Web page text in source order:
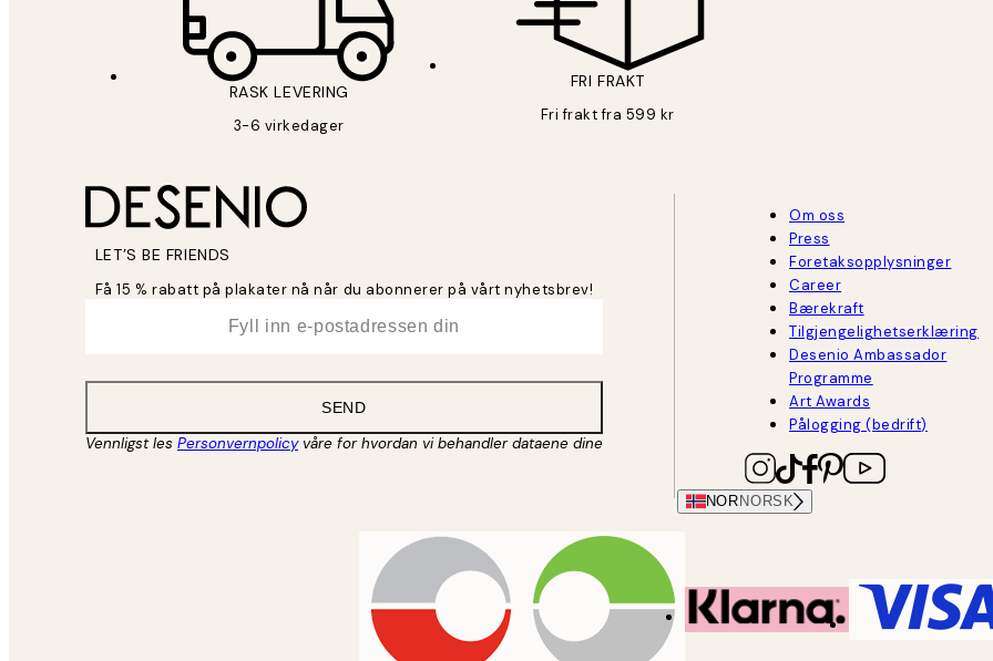
RASK LEVERING
3-6 virkedager
FRI FRAKT
Fri frakt fra 599 kr
LET’S BE FRIENDS
Få 15 % rabatt på plakater nå når du abonnerer på vårt nyhetsbrev!
SEND
Vennligst les Personvernpolicyvåre for hvordan vi behandler dataene dine
Om oss
Press
Foretaksopplysninger
Career
Bærekraft
Tilgjengelighetserklæring
Desenio Ambassador
Programme
Art Awards
Pålogging (bedrift)
NOR NORSK